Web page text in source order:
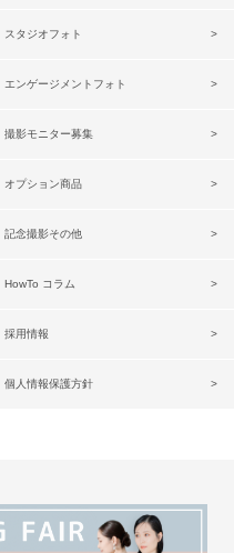
スタジオフォト
エンゲージメントフォト
撮影モニター募集
オプション商品
記念撮影その他
HowTo コラム
採用情報
個人情報保護方針